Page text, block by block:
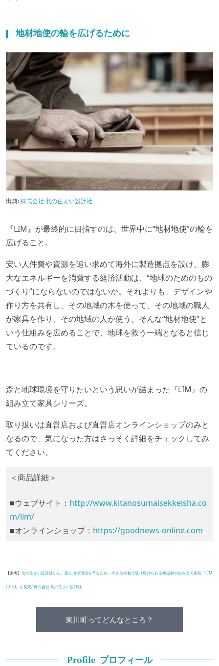
地材地使の輪を広げるために
出典:株式会社 北の住まい設計社
『LIM』が最終的に目指すのは、世界中に“地材地使”の輪を
広げること。
安い人件費や資源を追い求めて海外に製造拠点を設け、膨
大なエネルギーを消費する経済活動は、“地球のためのもの
づくり”にならないのではないか。それよりも、デザインや
作り方を共有し、その地域の木を使って、その地域の職人
が家具を作り、その地域の人が使う。そんな“地材地使”と
いう仕組みを広めることで、地球を救う一端となると信じ
ているのです。
森と地球環境を守りたいという思いが詰まった『LIM』の
組み立て家具シリーズ。
取り扱いは直営店および直営店オンラインショップのみと
なるので、気になった方はさっそく詳細をチェックしてみ
てください。
＜商品詳細＞
■ウェブサイト： http://www.kitanosumaisekkeisha.co
m/lim/
■オンラインショップ： https://goodnews-online.com
【参考】 北の住まい設計社から、森と地球環境を守るため、小さな梱包で送り届けられる無垢材の組み立て家具「LIM
(リム)」を発売/ 株式会社 北の住まい設計社
東川町ってどんなところ？
Profile プロフィール